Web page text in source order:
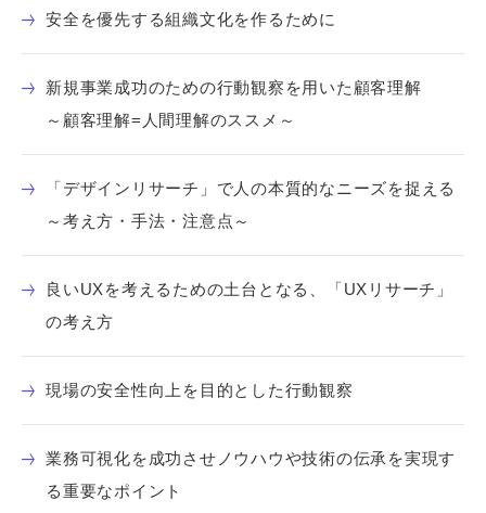
安全を優先する組織文化を作るために
新規事業成功のための行動観察を用いた顧客理解
～顧客理解=人間理解のススメ～
「デザインリサーチ」で人の本質的なニーズを捉える
～考え方・手法・注意点～
良いUXを考えるための土台となる、「UXリサーチ」
の考え方
現場の安全性向上を目的とした行動観察
業務可視化を成功させノウハウや技術の伝承を実現す
る重要なポイント